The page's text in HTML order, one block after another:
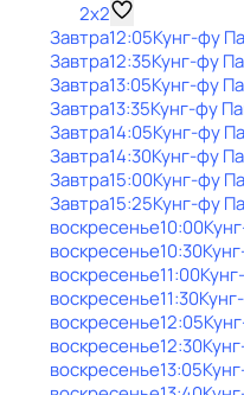
2x2
Завтра12:05Кунг-фу
Завтра12:35Кунг-фу
Завтра13:05Кунг-фу
Завтра13:35Кунг-фу
Завтра14:05Кунг-фу
Завтра14:30Кунг-фу
Завтра15:00Кунг-фу
Завтра15:25Кунг-фу
воскресенье10:00
воскресенье10:30
воскресенье11:00
воскресенье11:30
воскресенье12:05
воскресенье12:30
воскресенье13:05